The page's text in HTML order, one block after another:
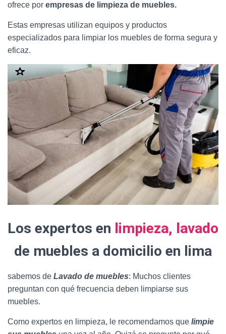
ofrece por empresas de limpieza de muebles.
Estas empresas utilizan equipos y productos
especializados para limpiar los muebles de forma segura y
eficaz.
Los expertos en limpieza, lavado
de muebles a domicilio en lima
sabemos de Lavado de muebles: Muchos clientes
preguntan con qué frecuencia deben limpiarse sus
muebles.
Como expertos en limpieza, le recomendamos que limpie